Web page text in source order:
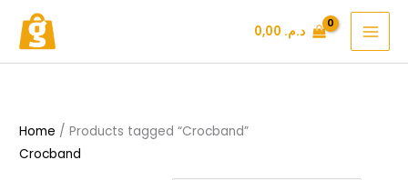
content
د.م.
Home / Products tagged “Crocband”
Crocband